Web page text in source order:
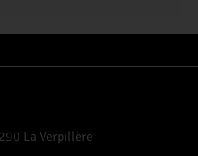
La Verpillère